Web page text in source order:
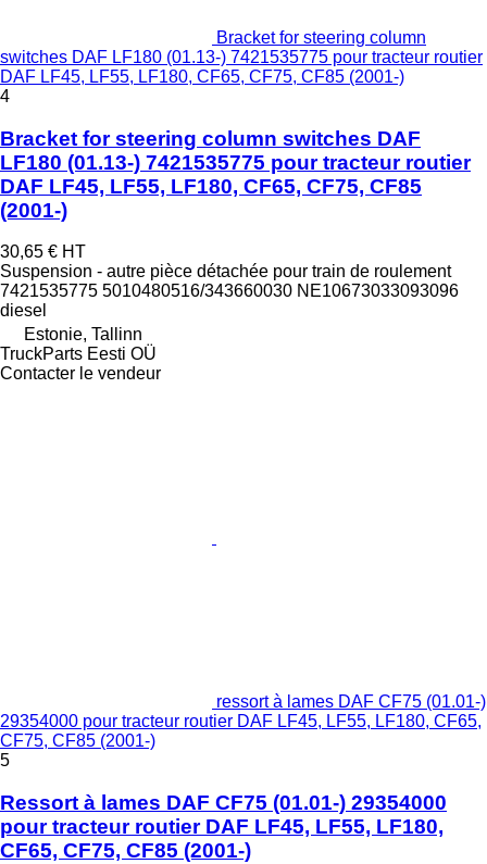
Bracket for steering column
switches DAF LF180 (01.13-) 7421535775 pour tracteur routier
DAF LF45, LF55, LF180, CF65, CF75, CF85 (2001-)
4
Bracket for steering column switches DAF
LF180 (01.13-) 7421535775 pour tracteur routier
DAF LF45, LF55, LF180, CF65, CF75, CF85
(2001-)
30,65 € HT
Suspension - autre pièce détachée pour train de roulement
7421535775 5010480516/343660030 NE10673033093096
diesel
Estonie, Tallinn
TruckParts Eesti OÜ
Contacter le vendeur
ressort à lames DAF CF75 (01.01-)
29354000 pour tracteur routier DAF LF45, LF55, LF180, CF65,
CF75, CF85 (2001-)
5
Ressort à lames DAF CF75 (01.01-) 29354000
pour tracteur routier DAF LF45, LF55, LF180,
CF65, CF75, CF85 (2001-)